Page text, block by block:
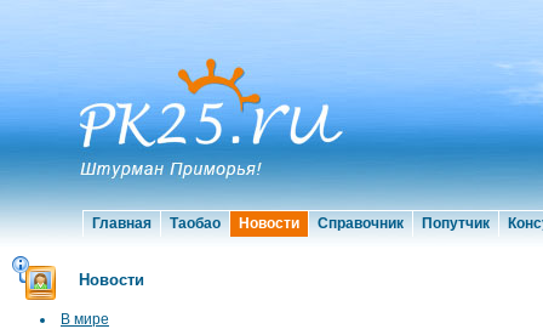
Главная Таобао Новости Справочник Попутчик
Новости
В мире